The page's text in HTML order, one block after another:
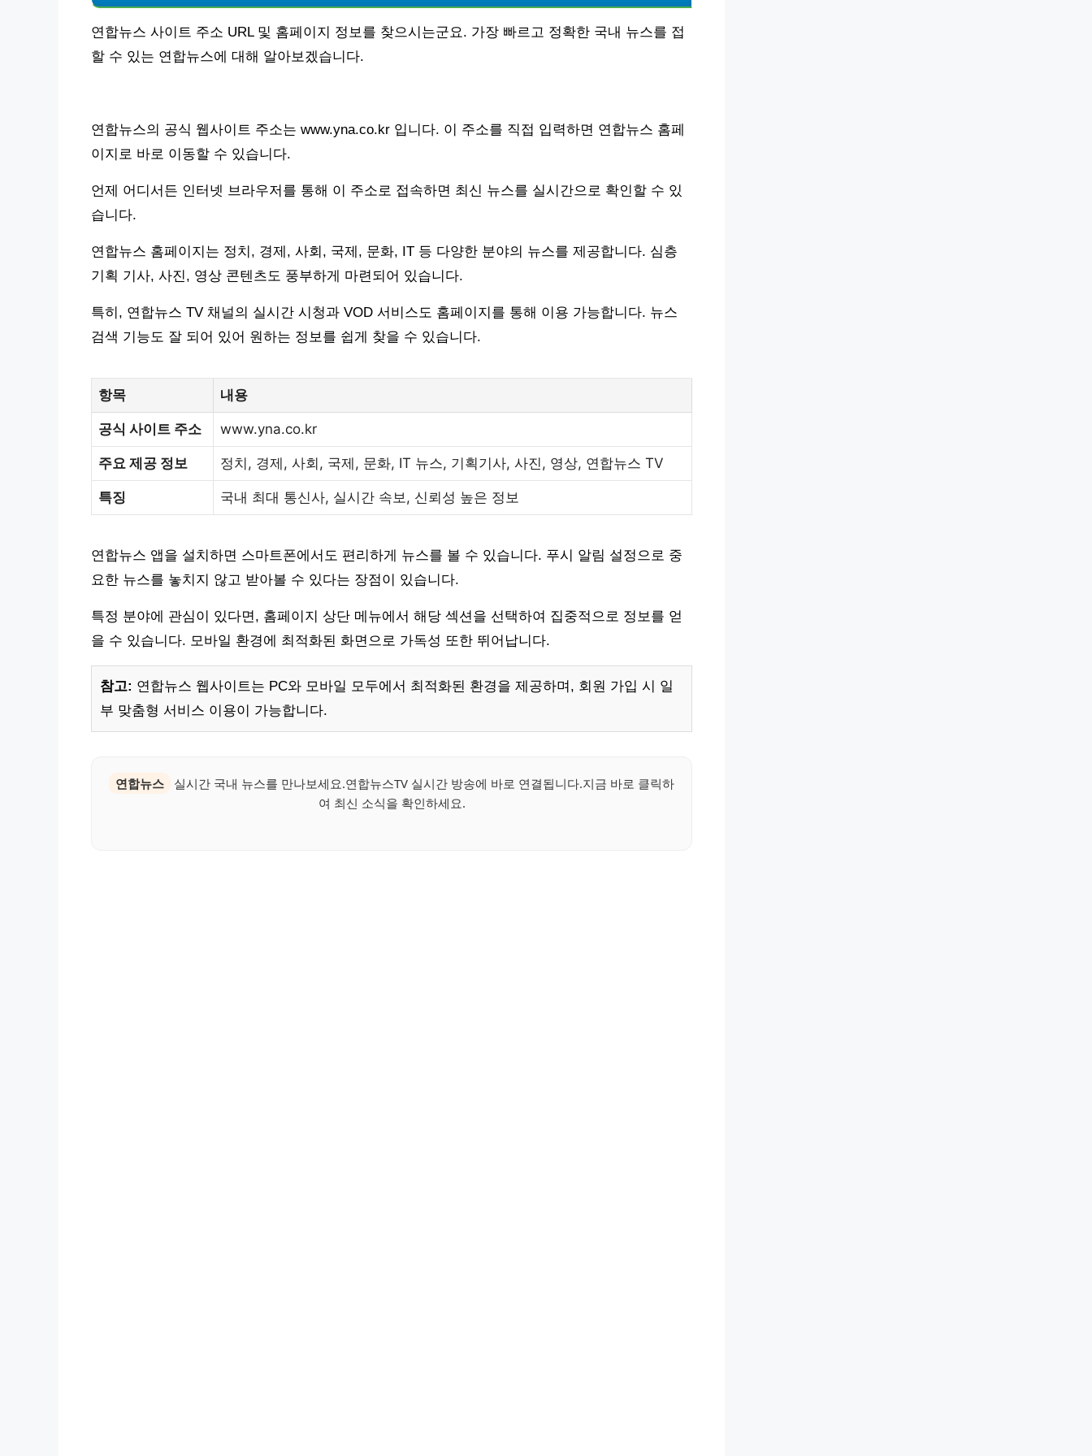
연합뉴스 사이트 주소 URL 및 홈페이지 정보를 찾으시는군요. 가장 빠르고 정확한 국내 뉴스를 접
할 수 있는 연합뉴스에 대해 알아보겠습니다.
연합뉴스의 공식 웹사이트 주소는 www.yna.co.kr 입니다. 이 주소를 직접 입력하면 연합뉴스 홈페
이지로 바로 이동할 수 있습니다.
언제 어디서든 인터넷 브라우저를 통해 이 주소로 접속하면 최신 뉴스를 실시간으로 확인할 수 있
습니다.
연합뉴스 홈페이지는 정치, 경제, 사회, 국제, 문화, IT 등 다양한 분야의 뉴스를 제공합니다. 심층
기획 기사, 사진, 영상 콘텐츠도 풍부하게 마련되어 있습니다.
특히, 연합뉴스 TV 채널의 실시간 시청과 VOD 서비스도 홈페이지를 통해 이용 가능합니다. 뉴스
검색 기능도 잘 되어 있어 원하는 정보를 쉽게 찾을 수 있습니다.
항목 내용
공식 사이트 주소 www.yna.co.kr
주요 제공 정보 정치, 경제, 사회, 국제, 문화, IT 뉴스, 기획기사, 사진, 영상, 연합뉴스 TV
특징 국내 최대 통신사, 실시간 속보, 신뢰성 높은 정보
연합뉴스 앱을 설치하면 스마트폰에서도 편리하게 뉴스를 볼 수 있습니다. 푸시 알림 설정으로 중
요한 뉴스를 놓치지 않고 받아볼 수 있다는 장점이 있습니다.
특정 분야에 관심이 있다면, 홈페이지 상단 메뉴에서 해당 섹션을 선택하여 집중적으로 정보를 얻
을 수 있습니다. 모바일 환경에 최적화된 화면으로 가독성 또한 뛰어납니다.
참고: 연합뉴스 웹사이트는 PC와 모바일 모두에서 최적화된 환경을 제공하며, 회원 가입 시 일
부 맞춤형 서비스 이용이 가능합니다.
연합뉴스
실시간 국내 뉴스를 만나보세요.연합뉴스TV 실시간 방송에 바로 연결됩니다.지금 바로 클릭하
여 최신 소식을 확인하세요.